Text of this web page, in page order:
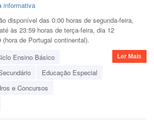
informativa
disponível das 0:00 horas de segunda-feira,
às 23:59 horas de terça-feira, dia 12
de Portugal continental).
Ensino Básico
Educação Especial
e Concursos
Ler Mais